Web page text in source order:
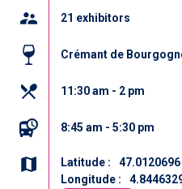
21 exhibitors
Crémant de
11:30 am - 2 pm
8:45 am - 5:30 pm
Latitude :
47.0120696
Longitude :